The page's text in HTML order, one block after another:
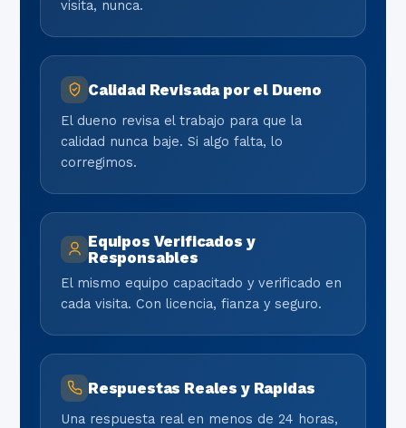
visita, nunca.
Calidad Revisada por el Dueno
El dueno revisa el trabajo para que la
calidad nunca baje. Si algo falta, lo
corregimos.
Equipos Verificados y
Responsables
El mismo equipo capacitado y verificado en
cada visita. Con licencia, fianza y seguro.
Respuestas Reales y Rapidas
Una respuesta real en menos de 24 horas,